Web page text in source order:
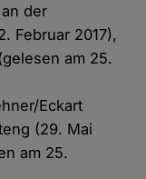
der
Februar 2017),
am 25.
Eckart
(29. Mai
am 25.